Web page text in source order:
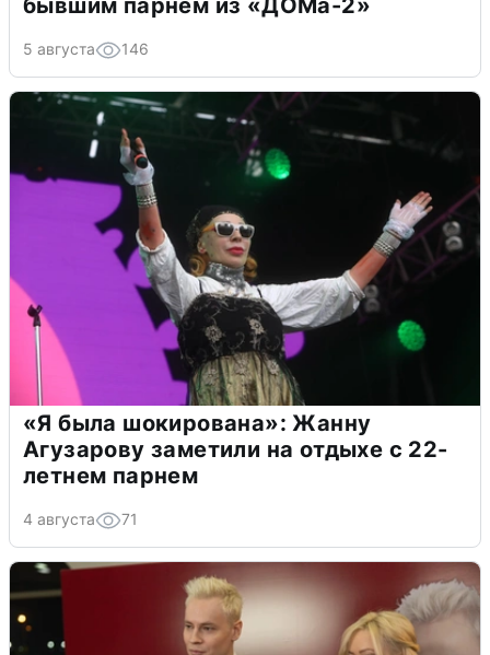
5 августа 146
«Я была шокирована»: Жанну
Агузарову заметили на отдыхе с 22-
летнем парнем
4 августа 71